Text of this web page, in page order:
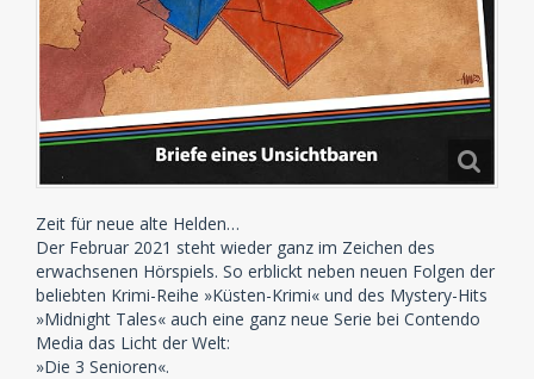
Zeit für neue alte Helden…
Der Februar 2021 steht wieder ganz im Zeichen des
erwachsenen Hörspiels. So erblickt neben neuen Folgen der
beliebten Krimi-Reihe »Küsten-Krimi« und des Mystery-Hits
»Midnight Tales« auch eine ganz neue Serie bei Contendo
Media das Licht der Welt:
»Die 3 Senioren«.